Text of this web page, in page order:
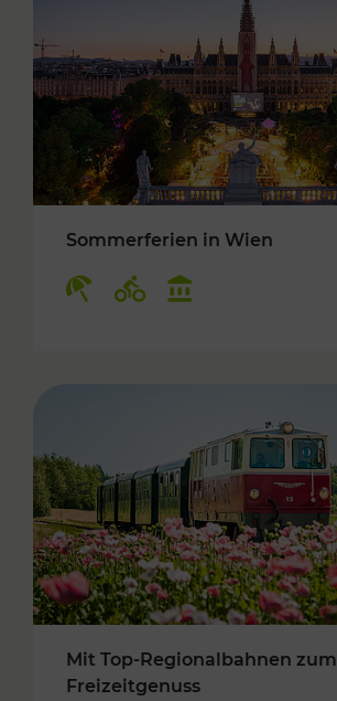
Sommerferien in Wien
Mit Top-Regionalbahnen zum
Freizeitgenuss